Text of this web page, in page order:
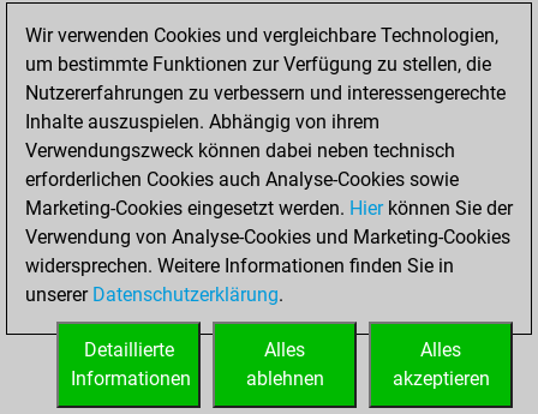
Matt auf vollem Brett
0
Bauer setzt Matt
0
Erstickte Matts
Unterverwandlungen
Türme auf der siebten
0
STARTSEITE
Wir verwenden Cookies und vergleichbare Technologien,
um bestimmte Funktionen zur Verfügung zu stellen, die
Nutzererfahrungen zu verbessern und interessengerechte
Inhalte auszuspielen. Abhängig von ihrem
Verwendungszweck können dabei neben technisch
erforderlichen Cookies auch Analyse-Cookies sowie
Marketing-Cookies eingesetzt werden. Hierkönnen Sie der
Verwendung von Analyse-Cookies und Marketing-Cookies
widersprechen. Weitere Informationen finden Sie in
unserer Datenschutzerklärung.
Alles
akzeptieren
Alles
ablehnen
Detaillierte
Informationen